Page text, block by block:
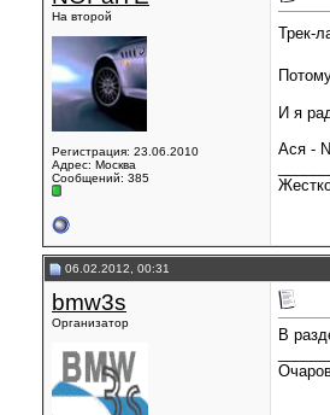
На второй
Регистрация: 23.06.2010
Адрес: Москва
Сообщений: 385
Трек-
И я
Ася -
06.02.2012, 00:31
bmw3s
Организатор
В